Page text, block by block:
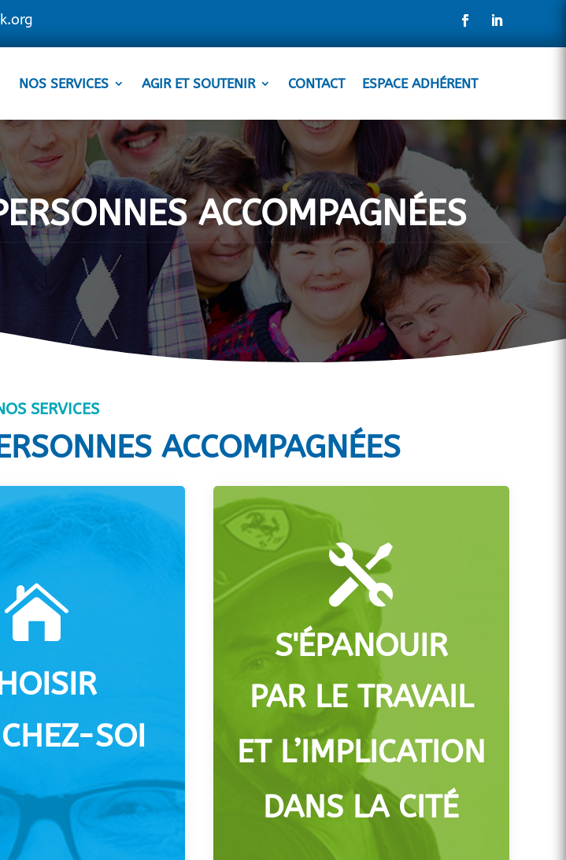
NOS SERVICES AGIR ET SOUTENIR CONTACT ESPACE ADHÉRENT
ACCOMPAGNÉES
SERVICES
ACCOMPAGNÉES

SOI

S'ÉPANOUIR
PAR LE TRAVAIL
ET L’IMPLICATION
DANS LA CITÉ